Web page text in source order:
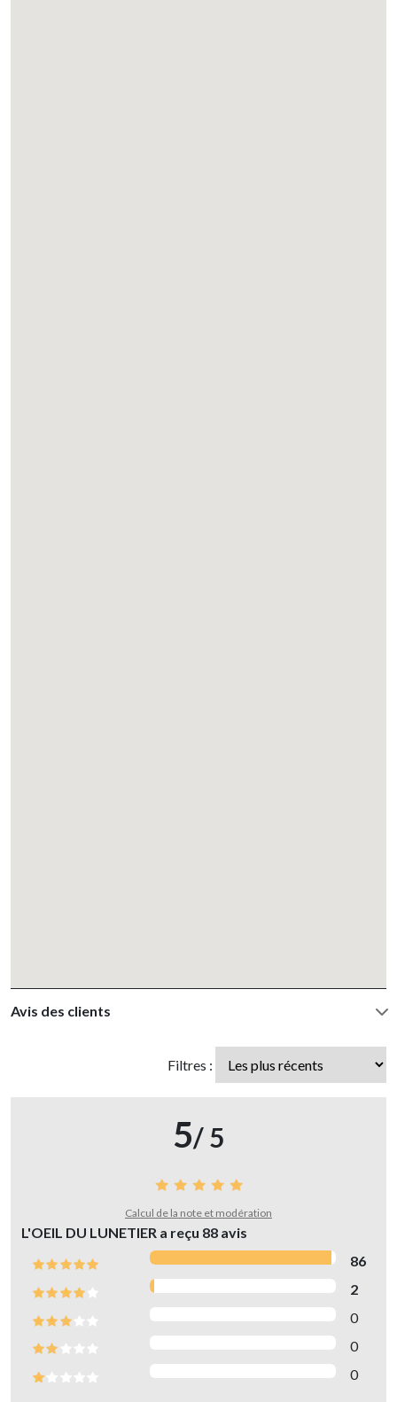
Avis des clients
Filtres :
5/ 5
Calcul de la note et modération
L'OEIL DU LUNETIER a reçu 88 avis
86
2
0
0
0